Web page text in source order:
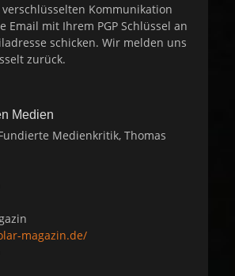
Kommunikation
Email mit Ihrem PGP Schlüssel an
schicken. Wir melden uns
zurück.
Medien
Medienkritik, Thomas
magazin.de/